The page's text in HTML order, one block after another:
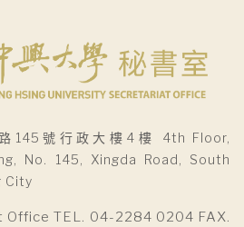
145號行政大樓4樓 4th Floor,
No. 145, Xingda Road, South
City
TEL. 04-2284 0204 FAX.